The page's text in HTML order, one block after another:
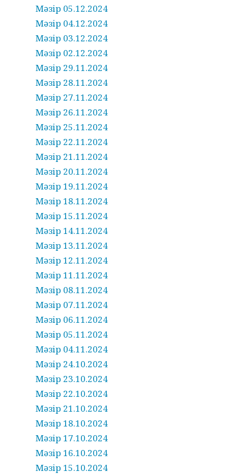
Мәзір 05.12.2024
Мәзір 04.12.2024
Мәзір 03.12.2024
Мәзір 02.12.2024
Мәзір 29.11.2024
Мәзір 28.11.2024
Мәзір 27.11.2024
Мәзір 26.11.2024
Мәзір 25.11.2024
Мәзір 22.11.2024
Мәзір 21.11.2024
Мәзір 20.11.2024
Мәзір 19.11.2024
Мәзір 18.11.2024
Мәзір 15.11.2024
Мәзір 14.11.2024
Мәзір 13.11.2024
Мәзір 12.11.2024
Мәзір 11.11.2024
Мәзір 08.11.2024
Мәзір 07.11.2024
Мәзір 06.11.2024
Мәзір 05.11.2024
Мәзір 04.11.2024
Мәзір 24.10.2024
Мәзір 23.10.2024
Мәзір 22.10.2024
Мәзір 21.10.2024
Мәзір 18.10.2024
Мәзір 17.10.2024
Мәзір 16.10.2024
Мәзір 15.10.2024